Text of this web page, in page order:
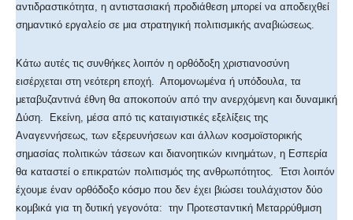
αντιδραστικότητα, η αντιστασιακή προδιάθεση μπορεί να αποδειχθεί
σημαντικό εργαλείο σε μια στρατηγική πολιτισμικής αναβιώσεως.
Κάτω αυτές τις συνθήκες λοιπόν η ορθόδοξη χριστιανοσύνη
εισέρχεται στη νεότερη εποχή. Απομονωμένα ή υπόδουλα, τα
μεταβυζαντινά έθνη θα αποκοπούν από την ανερχόμενη και δυναμική
Δύση. Εκείνη, μέσα από τις καταιγιστικές εξελίξεις της
Αναγεννήσεως, των εξερευνήσεων και άλλων κοσμοϊστορικής
σημασίας πολιτικών τάσεων και διανοητικών κινημάτων, η Εσπερία
θα καταστεί ο επικρατών πολιτισμός της ανθρωπότητος. Έτσι λοιπόν
έχουμε έναν ορθόδοξο κόσμο που δεν έχει βιώσει τουλάχιστον δύο
κομβικά για τη δυτική γεγονότα: την Προτεσταντική Μεταρρύθμιση